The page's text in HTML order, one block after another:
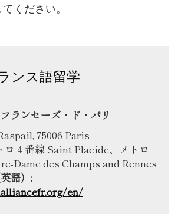
てください。
ランス語留学
フランセーズ・ド・パリ
75006 Paris
ロ４番線 Saint Placide、メトロ
Dame des Champs and Rennes
語）:
en/